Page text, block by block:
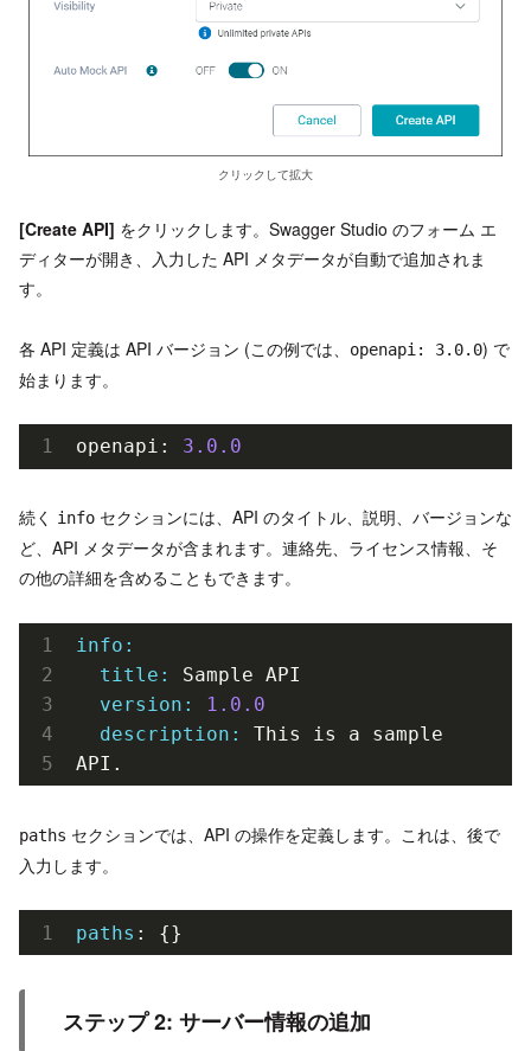
クリックして拡大
[Create API] をクリックします。Swagger Studio のフォーム エ
ディターが開き、入力した API メタデータが自動で追加されま
す。
各 API 定義は API バージョン (この例では、 openapi: 3.0.0) で
始まります。
openapi: 3.0 .0
続く info セクションには、API のタイトル、説明、バージョンな
ど、API メタデータが含まれます。連絡先、ライセンス情報、そ
の他の詳細を含めることもできます。
info:
  title:
  version:
1.0 .0
  description:
This is a sample
API.
paths セクションでは、API の操作を定義します。これは、後で
入力します。
paths : {}
ステップ 2: サーバー情報の追加